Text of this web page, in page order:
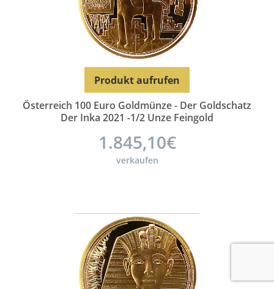
Österreich 100 Euro Goldmünze - Der Goldschatz
Der Inka 2021 -1/2 Unze Feingold
1.845,10€
verkaufen
Produkt aufrufen